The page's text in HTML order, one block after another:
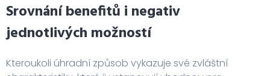
Srovnání benefitů i negativ
jednotlivých možností
Kteroukoli úhradní způsob vykazuje své zvláštní